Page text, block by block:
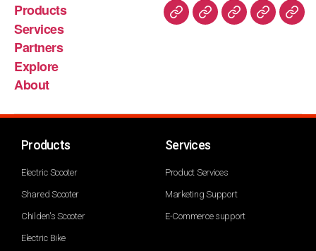
Products
Services
Partners
Explore
About
Products
Electric Scooter
Shared Scooter
Childen's Scooter
Electric Bike
Services
Product Services
Marketing Support
E-Commerce support